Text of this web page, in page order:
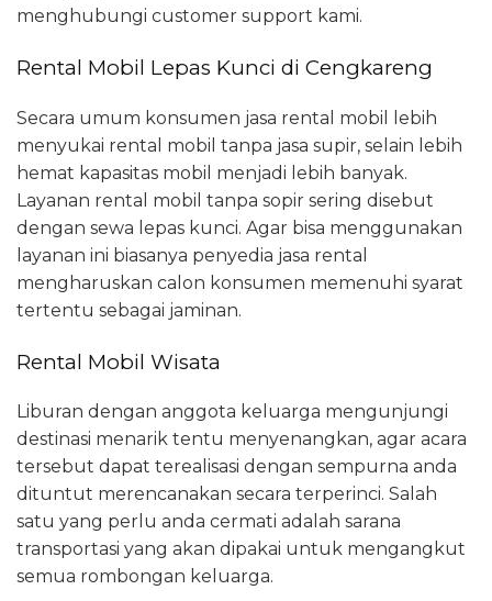
menghubungi customer support kami.
Rental Mobil Lepas Kunci di Cengkareng
Secara umum konsumen jasa rental mobil lebih
menyukai rental mobil tanpa jasa supir, selain lebih
hemat kapasitas mobil menjadi lebih banyak.
Layanan rental mobil tanpa sopir sering disebut
dengan sewa lepas kunci. Agar bisa menggunakan
layanan ini biasanya penyedia jasa rental
mengharuskan calon konsumen memenuhi syarat
tertentu sebagai jaminan.
Rental Mobil Wisata
Liburan dengan anggota keluarga mengunjungi
destinasi menarik tentu menyenangkan, agar acara
tersebut dapat terealisasi dengan sempurna anda
dituntut merencanakan secara terperinci. Salah
satu yang perlu anda cermati adalah sarana
transportasi yang akan dipakai untuk mengangkut
semua rombongan keluarga.